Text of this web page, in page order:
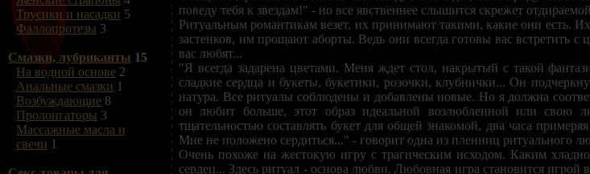
Трусики и насадки 5
Фаллопротезы 3
Смазки, лубриканты 15
На водной основе 2
Анальные смазки 1
Возбуждающие 8
Пролонгаторы 3
Массажные масла и
свечи 1
поведу тебя к звездам!" - но все явственнее слышится скрежет
Ритуальным романтикам везет, их принимают такими, какие они есть.
застенков, им прощают аборты. Ведь они всегда готовы вас встретить с
вас любят...
"Я всегда задарена цветами. Меня ждет стол, накрытый с такой
сладкие сердца и букеты, букетики, розочки, клубнички... Он
натура. Все ритуалы соблюдены и добавлены новые. Но я должна
он любит больше, этот образ идеальной возлюбленной или
тщательностью составлять букет для общей знакомой, два часа
Мне не положено сердиться..." - говорит одна из пленниц ритуального
Очень похоже на жестокую игру с трагическим исходом. Каким
сердец... Здесь ритуал - основа любви. Любовная игра становится